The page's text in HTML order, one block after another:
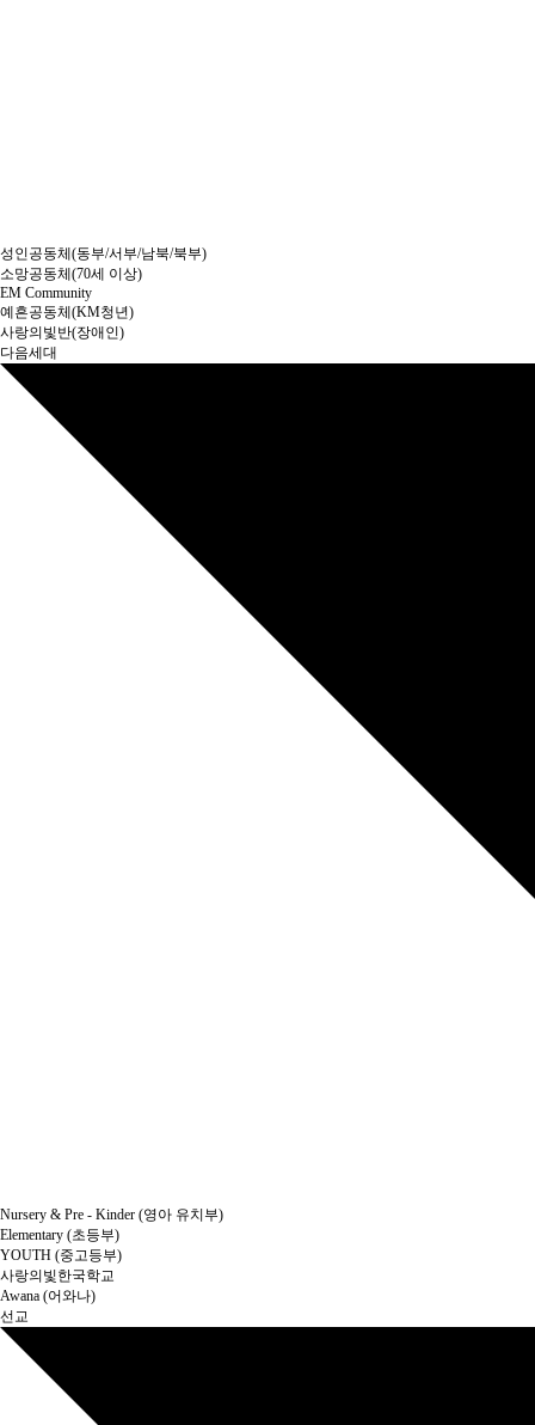
성인공동체(동부/서부/남북/북부)
소망공동체(70세 이상)
EM Community
예흔공동체(KM청년)
사랑의빛반(장애인)
다음세대
Nursery & Pre - Kinder (영아 유치부)
Elementary (초등부)
YOUTH (중고등부)
사랑의빛한국학교
Awana (어와나)
선교